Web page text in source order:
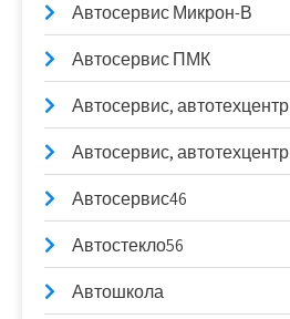
Автосервис Микрон-В
Автосервис ПМК
Автосервис, автотехцентр
Автосервис, автотехцентр
Автосервис46
Автостекло56
Автошкола